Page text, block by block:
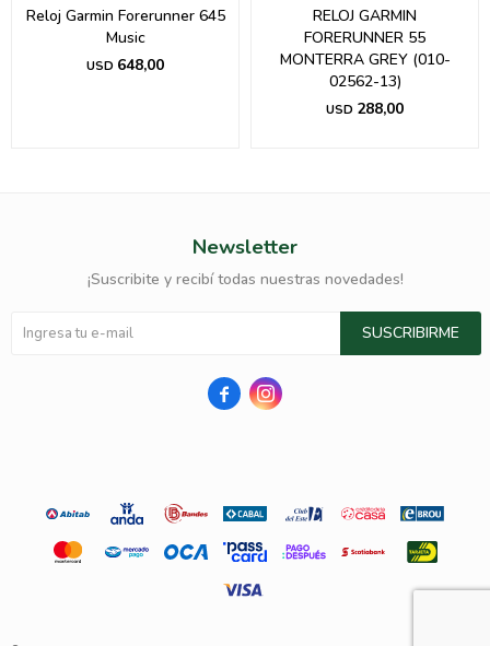
Reloj Garmin Forerunner 645
Music
USD 648,00
RELOJ GARMIN
FORERUNNER 55
MONTERRA GREY (010-
02562-13)
USD 288,00
Newsletter
¡Suscribite y recibí todas nuestras novedades!
SUSCRIBIRME
 